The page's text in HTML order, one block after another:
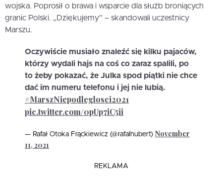
wojska. Poprosił o brawa i wsparcie dla służb broniących
granic Polski. „Dziękujemy” – skandowali uczestnicy
Marszu.
Oczywiście musiało znaleźć się kilku pajaców,
którzy wydali hajs na coś co zaraz spalili, po
to żeby pokazać, że Julka spod piątki nie chce
dać im numeru telefonu i jej nie lubią.
#MarszNiepodleglosci2021
pic.twitter.com/0pUp7iC5ii
— Rafał Otoka Frąckiewicz (@rafalhubert) November
11, 2021
REKLAMA